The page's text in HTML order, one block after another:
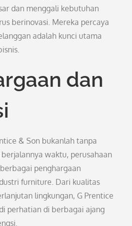
dan menggali kebutuhan
berinovasi. Mereka percaya
adalah kunci utama
dan
& Son bukanlah tanpa
waktu, perusahaan
penghargaan
furniture. Dari kualitas
lingkungan, G Prentice
perhatian di berbagai ajang